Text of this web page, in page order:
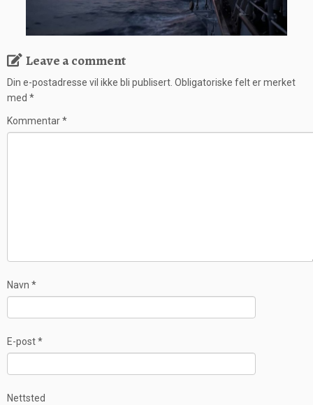
Leave a comment
Din e-postadresse vil ikke bli publisert. Obligatoriske felt er merket
med *
Kommentar*
Navn *
E-post*
Nettsted